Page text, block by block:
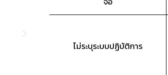
ไม่ระบุระบบปฏิบัติการ